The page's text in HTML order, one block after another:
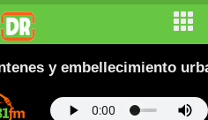
y embellecimiento